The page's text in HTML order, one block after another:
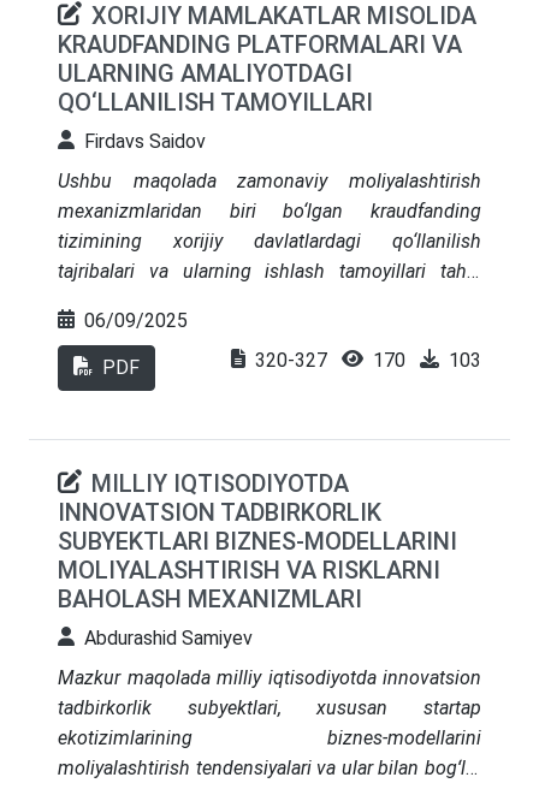
XORIJIY MAMLAKATLAR MISOLIDA
KRAUDFANDING PLATFORMALARI VA
ULARNING AMALIYOTDAGI
QO‘LLANILISH TAMOYILLARI
Firdavs Saidov
Ushbu maqolada zamonaviy moliyalashtirish
mexanizmlaridan biri bo‘lgan kraudfanding
tizimining xorijiy davlatlardagi qo‘llanilish
tajribalari va ularning ishlash tamoyillari tahlil
davlatlari, Xitoy kabi mamlakatlar misolida
kraudfanding platformalarining asosiy turlari –
xayriya, mukofot asosida, qarz va aksiyadorlik
afzalliklari, xavf-xatar omillari hamda huquqiy-
institutsional asoslari tahlil etildi. Tadqiqot
natijalari kraudfandingning moliyaviy inklyuzivlikni
oshirish va innovatsion loyihalarni qo‘llab-
quvvatlashdagi rolini asoslashga xizmat qiladi.
06/09/2025
PDF 320-327 170 103
MILLIY IQTISODIYOTDA
INNOVATSION TADBIRKORLIK
SUBYEKTLARI BIZNES-MODELLARINI
MOLIYALASHTIRISH VA RISKLARNI
BAHOLASH MEXANIZMLARI
Abdurashid Samiyev
Mazkur maqolada milliy iqtisodiyotda innovatsion
tadbirkorlik subyektlari, xususan startap
ekotizimlarining biznes-modellarini
moliyalashtirish tendensiyalari va ular bilan bogʻliq